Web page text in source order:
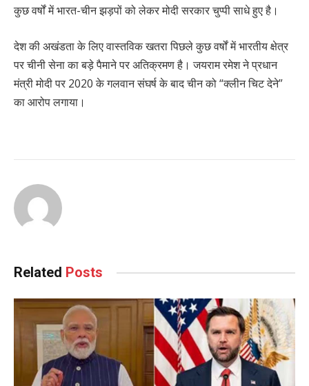
कुछ वर्षों में भारत-चीन झड़पों को लेकर मोदी सरकार चुप्पी साधे हुए है।
देश की अखंडता के लिए वास्तविक खतरा पिछले कुछ वर्षों में भारतीय क्षेत्र
पर चीनी सेना का बड़े पैमाने पर अतिक्रमण है। जयराम रमेश ने प्रधान
मंत्री मोदी पर 2020 के गलवान संघर्ष के बाद चीन को “क्लीन चिट देने”
का आरोप लगाया।
Related Posts